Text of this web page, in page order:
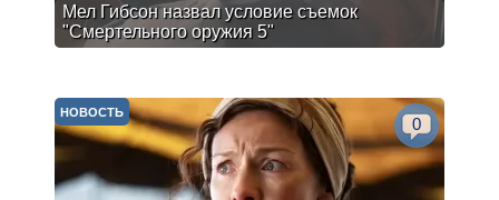
Мел Гибсон назвал условие съемок
"Смертельного оружия 5"
НОВОСТЬ
0